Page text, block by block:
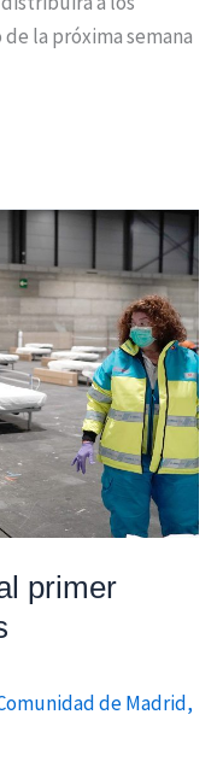
la próxima semana
primer
de Madrid,